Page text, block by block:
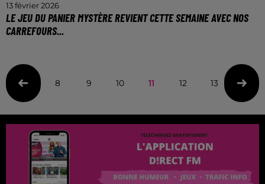
13 février 2026
LE JEU DU PANIER MYSTÈRE REVIENT CETTE SEMAINE AVEC NOS
CARREFOURS...
8 9 10 11 12 13 14